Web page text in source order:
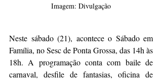
Imagem: Divulgação
Neste sábado (21), acontece o Sábado em
Família, no Sesc de Ponta Grossa, das 14h às
18h. A programação conta com baile de
carnaval, desfile de fantasias, oficina de